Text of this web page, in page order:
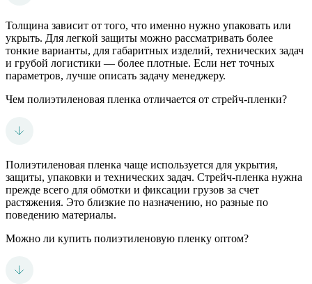
Толщина зависит от того, что именно нужно упаковать или
укрыть. Для легкой защиты можно рассматривать более
тонкие варианты, для габаритных изделий, технических задач
и грубой логистики — более плотные. Если нет точных
параметров, лучше описать задачу менеджеру.
Чем полиэтиленовая пленка отличается от стрейч-пленки?
Полиэтиленовая пленка чаще используется для укрытия,
защиты, упаковки и технических задач. Стрейч-пленка нужна
прежде всего для обмотки и фиксации грузов за счет
растяжения. Это близкие по назначению, но разные по
поведению материалы.
Можно ли купить полиэтиленовую пленку оптом?